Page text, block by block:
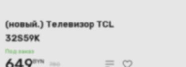
(новый.) Телевизор TCL
32S59K
Под заказ
BYN 780